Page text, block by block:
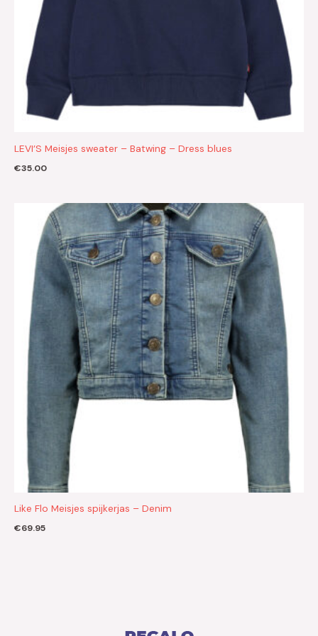
LEVI’S Meisjes sweater – Batwing – Dress blues
€35.00
Like Flo Meisjes spijkerjas – Denim
€69.95